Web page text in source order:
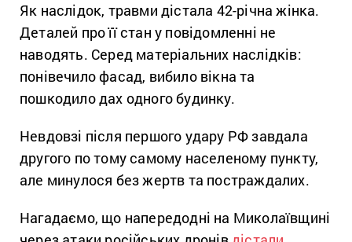
Як наслідок, травми дістала 42-річна жінка.
Деталей про її стан у повідомленні не
наводять. Серед матеріальних наслідків:
понівечило фасад, вибило вікна та
пошкодило дах одного будинку.
Невдовзі після першого удару РФ завдала
другого по тому самому населеному пункту,
але минулося без жертв та постраждалих.
Нагадаємо, що напередодні на Миколаївщині